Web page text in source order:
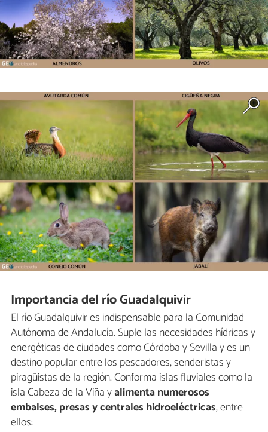
Importancia del río Guadalquivir
El río Guadalquivir es indispensable para la Comunidad
Autónoma de Andalucía. Suple las necesidades hídricas y
energéticas de ciudades como Córdoba y Sevilla y es un
destino popular entre los pescadores, senderistas y
piragüistas de la región. Conforma islas fluviales como la
isla Cabeza de la Viña yalimenta numerosos
embalses, presas y centrales hidroeléctricas, entre
ellos: